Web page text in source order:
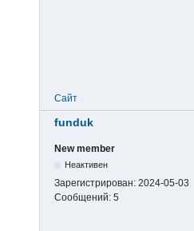
Сайт
funduk
New member
Неактивен
Зарегистрирован: 2024-05-03
Сообщений: 5